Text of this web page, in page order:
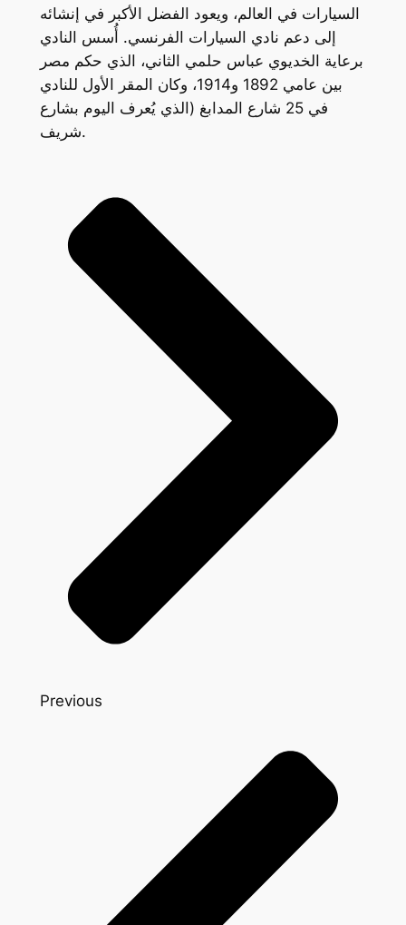
السيارات في العالم، ويعود الفضل الأكبر في إنشائه
إلى دعم نادي السيارات الفرنسي. أُسس النادي
برعاية الخديوي عباس حلمي الثاني، الذي حكم مصر
بين عامي 1892 و1914، وكان المقر الأول للنادي
في 25 شارع المدابغ (الذي يُعرف اليوم بشارع
شريف.
Previous